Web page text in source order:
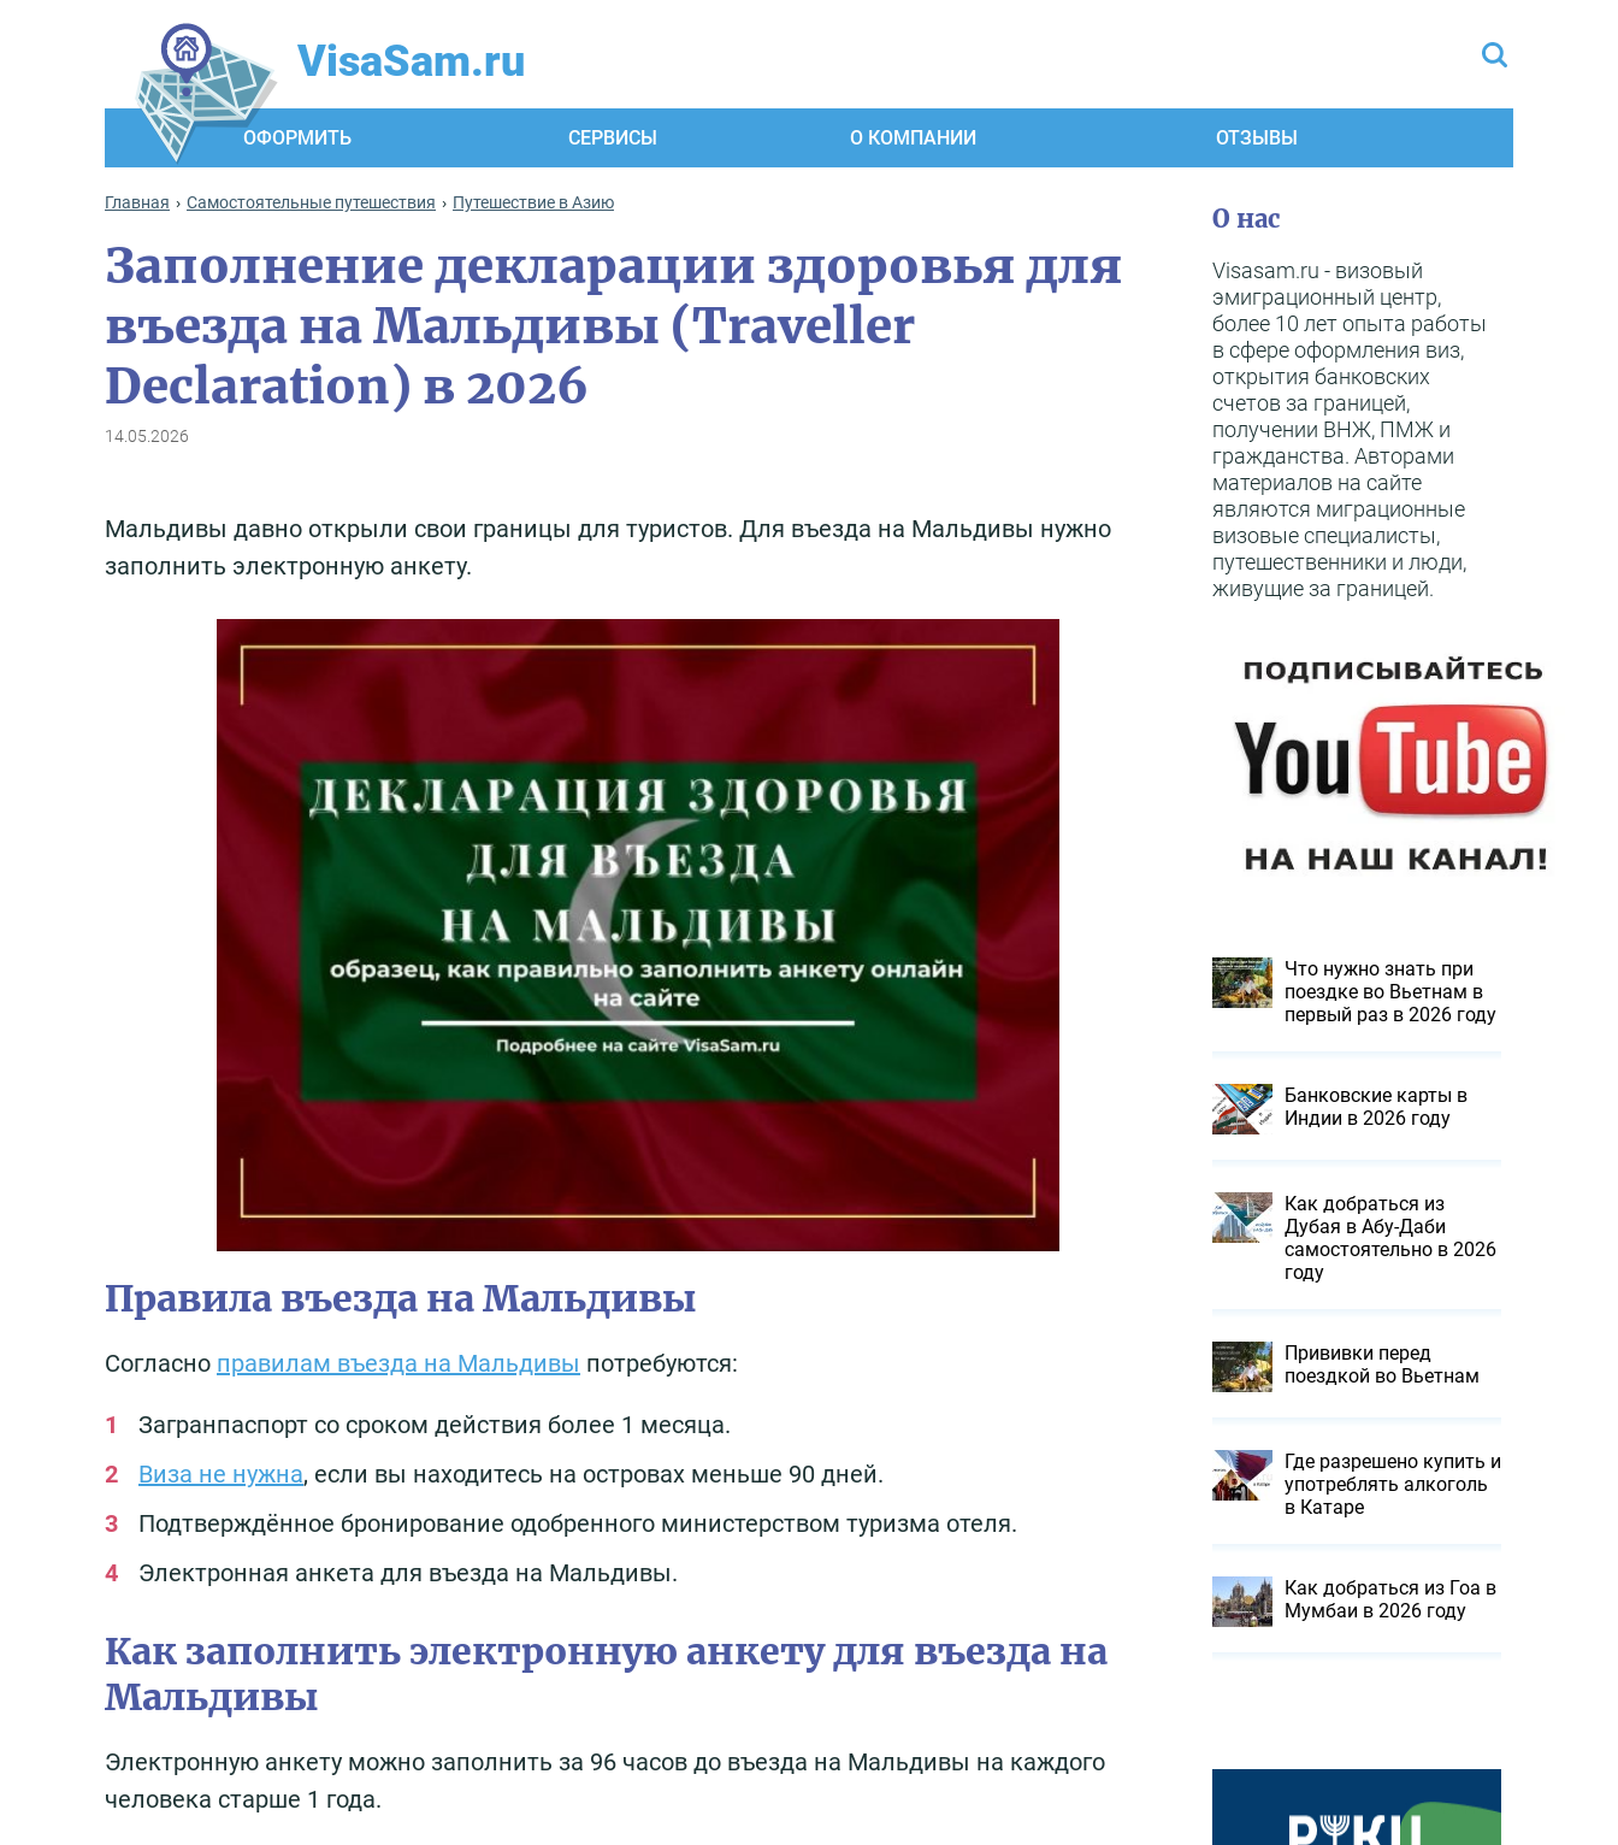
VisaSam.ru
ОФОРМИТЬ СЕРВИСЫ О КОМПАНИИ ОТЗЫВЫ
Главная Самостоятельные путешествия Путешествие в Азию
Заполнение декларации здоровья для
въезда на Мальдивы (Traveller
Declaration) в 2026
14.05.2026
Мальдивы давно открыли свои границы для туристов. Для въезда на Мальдивы нужно
заполнить электронную анкету.
Правила въезда на Мальдивы
Согласно правилам въезда на Мальдивы потребуются:
Загранпаспорт со сроком действия более 1 месяца.
Виза не нужна, если вы находитесь на островах меньше 90 дней.
Подтверждённое бронирование одобренного министерством туризма отеля.
Электронная анкета для въезда на Мальдивы.
Как заполнить электронную анкету для въезда на
Мальдивы
Электронную анкету можно заполнить за 96 часов до въезда на Мальдивы на каждого
человека старше 1 года.
О нас
Visasam.ru - визовый
эмиграционный центр,
более 10 лет опыта работы
в сфере оформления виз,
открытия банковских
счетов за границей,
получении ВНЖ, ПМЖ и
гражданства. Авторами
материалов на сайте
являются миграционные
визовые специалисты,
путешественники и люди,
живущие за границей.
Что нужно знать при
поездке во Вьетнам в
первый раз в 2026 году
Банковские карты в
Индии в 2026 году
Как добраться из
Дубая в Абу-Даби
самостоятельно в 2026
году
Прививки перед
поездкой во Вьетнам
Где разрешено купить и
употреблять алкоголь
в Катаре
Как добраться из Гоа в
Мумбаи в 2026 году